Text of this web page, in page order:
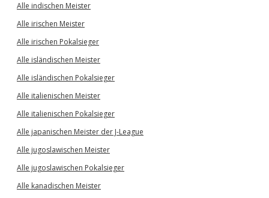
Alle indischen Meister
Alle irischen Meister
Alle irischen Pokalsieger
Alle isländischen Meister
Alle isländischen Pokalsieger
Alle italienischen Meister
Alle italienischen Pokalsieger
Alle japanischen Meister der J-League
Alle jugoslawischen Meister
Alle jugoslawischen Pokalsieger
Alle kanadischen Meister